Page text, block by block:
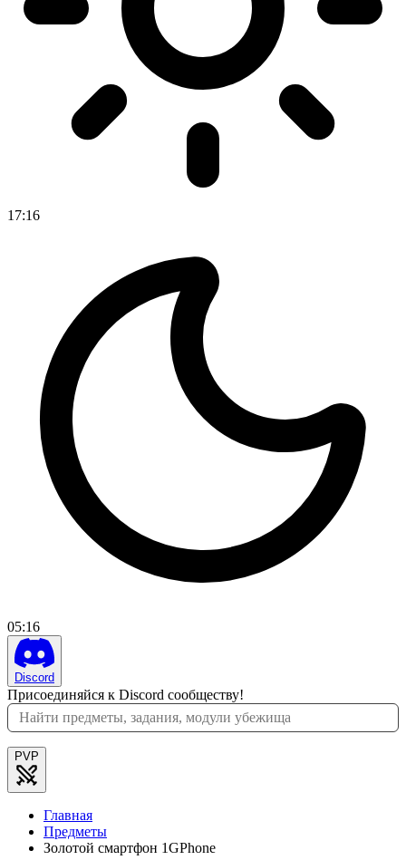
17:16
05:16
Discord
Присоединяйся к Discord сообществу!
PVP
Главная
Предметы
Золотой смартфон 1GPhone